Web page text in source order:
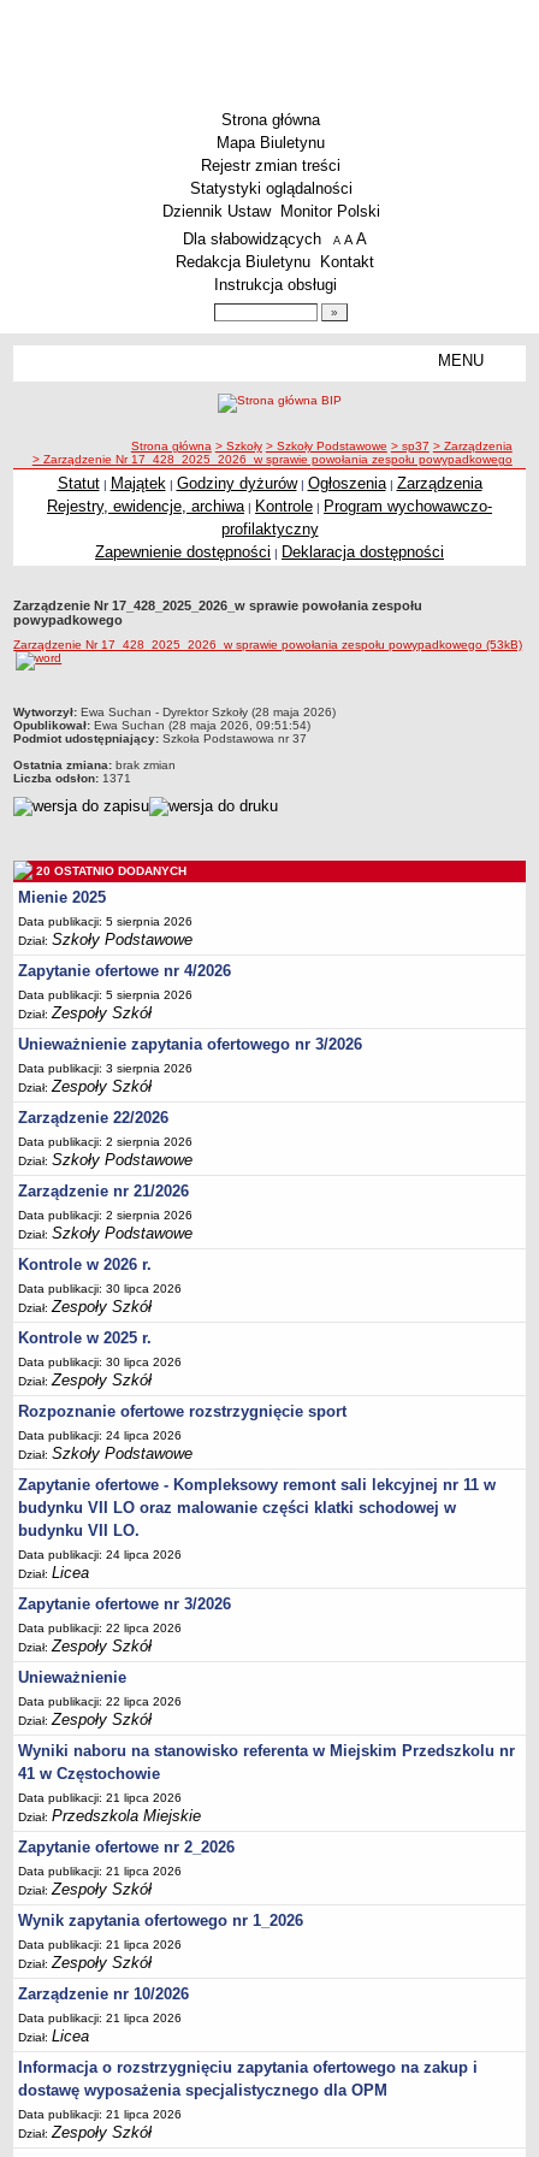
Strona główna
Mapa Biuletynu
Rejestr zmian treści
Statystyki oglądalności
Dziennik Ustaw
Monitor Polski
Menu dodatkowe
Dla słabowidzących A pomniejsz czcionkę
A standardowy rozmiar czcionki
A
Redakcja Biuletynu
Kontakt
Instrukcja obsługi
MENU
Zespoły Szkół
Techniczne Zakłady Naukowe
Przedszkola Miejskie
Zlikwidowane gimnazja
Przekształcone szkoły i placówki
SPECJALNE OŚRODKI SZKOLNO-WYCHOWAWCZE
Specjalny Ośrodek nr 1
Specjalny Ośrodek nr 5
Dane podstawowe
Majątek
Ogłoszenie
Zarządzenia
Kontrole
Rejestry, ewidencje, archiwa
Sprawozdania
Deklaracja dostępności
PORADNIE PSYCHOLOGICZNO-PEDAGOGICZNE
Zespół Poradni
BIURO FINANSÓW OŚWIATY
Dane podstawowe
Statut
Majątek
Godziny dyżurów
Ogłoszenia
Zarządzenia
Rejestry, ewidencje, archiwa
Kontrole
PONOWNE WYKORZYSTYWANIE
Sprawozdania
Deklaracja dostępności
OŚWIADCZENIA MAJĄTKOWE
PONOWNE WYKORZYSTYWANIE
OCHRONA DANYCH OSOBOWYCH
ścieżka nawigacji
Strona główna > Szkoły > Szkoły Podstawowe > sp37 > Zarządzenia
> Zarządzenie Nr 17_428_2025_2026_w sprawie powołania zespołu powypadkowego
Statut| Majątek | Godziny dyżurów| Ogłoszenia| Zarządzenia
Rejestry, ewidencje, archiwa | Kontrole | Program wychowawczo-
profilaktyczny
Zapewnienie dostępności | Deklaracja dostępności
Zarządzenie Nr 17_428_2025_2026_w sprawie powołania zespołu
powypadkowego
Zarządzenie Nr 17_428_2025_2026_w sprawie powołania zespołu powypadkowego (53kB)
metryczka
Wytworzył: Ewa Suchan - Dyrektor Szkoły (28 maja 2026)
Opublikował: Ewa Suchan (28 maja 2026, 09:51:54)
Podmiot udostępniający: Szkoła Podstawowa nr 37
Ostatnia zmiana: brak zmian
Liczba odsłon: 1371
20 OSTATNIO DODANYCH
Mienie 2025
Data publikacji: 5 sierpnia 2026
Dział:Szkoły Podstawowe
Zapytanie ofertowe nr 4/2026
Data publikacji: 5 sierpnia 2026
Dział:Zespoły Szkół
Unieważnienie zapytania ofertowego nr 3/2026
Data publikacji: 3 sierpnia 2026
Dział:Zespoły Szkół
Zarządzenie 22/2026
Data publikacji: 2 sierpnia 2026
Dział:Szkoły Podstawowe
Zarządzenie nr 21/2026
Data publikacji: 2 sierpnia 2026
Dział:Szkoły Podstawowe
Kontrole w 2026 r.
Data publikacji: 30 lipca 2026
Dział:Zespoły Szkół
Kontrole w 2025 r.
Data publikacji: 30 lipca 2026
Dział:Zespoły Szkół
Rozpoznanie ofertowe rozstrzygnięcie sport
Data publikacji: 24 lipca 2026
Dział:Szkoły Podstawowe
Zapytanie ofertowe - Kompleksowy remont sali lekcyjnej nr 11 w
budynku VII LO oraz malowanie części klatki schodowej w
budynku VII LO.
Data publikacji: 24 lipca 2026
Dział:Licea
Zapytanie ofertowe nr 3/2026
Data publikacji: 22 lipca 2026
Dział:Zespoły Szkół
Unieważnienie
Data publikacji: 22 lipca 2026
Dział:Zespoły Szkół
Wyniki naboru na stanowisko referenta w Miejskim Przedszkolu nr
41 w Częstochowie
Data publikacji: 21 lipca 2026
Dział:Przedszkola Miejskie
Zapytanie ofertowe nr 2_2026
Data publikacji: 21 lipca 2026
Dział:Zespoły Szkół
Wynik zapytania ofertowego nr 1_2026
Data publikacji: 21 lipca 2026
Dział:Zespoły Szkół
Zarządzenie nr 10/2026
Data publikacji: 21 lipca 2026
Dział:Licea
Informacja o rozstrzygnięciu zapytania ofertowego na zakup i
dostawę wyposażenia specjalistycznego dla OPM
Data publikacji: 21 lipca 2026
Dział:Zespoły Szkół